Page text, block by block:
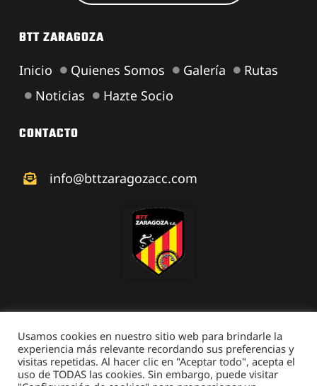
BTT ZARAGOZA
Inicio Quienes Somos Galería
Rutas
Noticias
Hazte Socio
CONTACTO
info@bttzaragozacc.com
© 2026 • BTT Zaragoza • Todos los derechos reservados •
Aviso Legal• Desarrollado porNetymedia
Usamos cookies en nuestro sitio web para brindarle la
experiencia más relevante recordando sus preferencias y
visitas repetidas. Al hacer clic en "Aceptar todo", acepta el
uso de TODAS las cookies. Sin embargo, puede visitar